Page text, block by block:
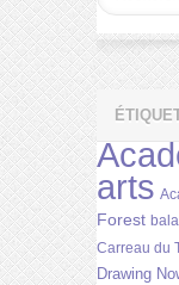
arts
Forest
Carreau du
Drawing